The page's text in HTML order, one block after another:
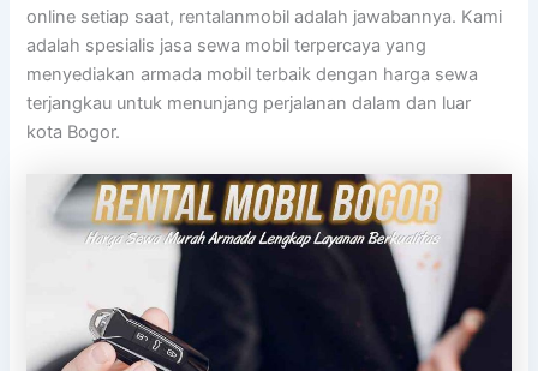
online setiap saat, rentalanmobil adalah jawabannya. Kami
adalah spesialis jasa sewa mobil terpercaya yang
menyediakan armada mobil terbaik dengan harga sewa
terjangkau untuk menunjang perjalanan dalam dan luar
kota Bogor.